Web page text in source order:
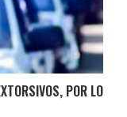
POR LO